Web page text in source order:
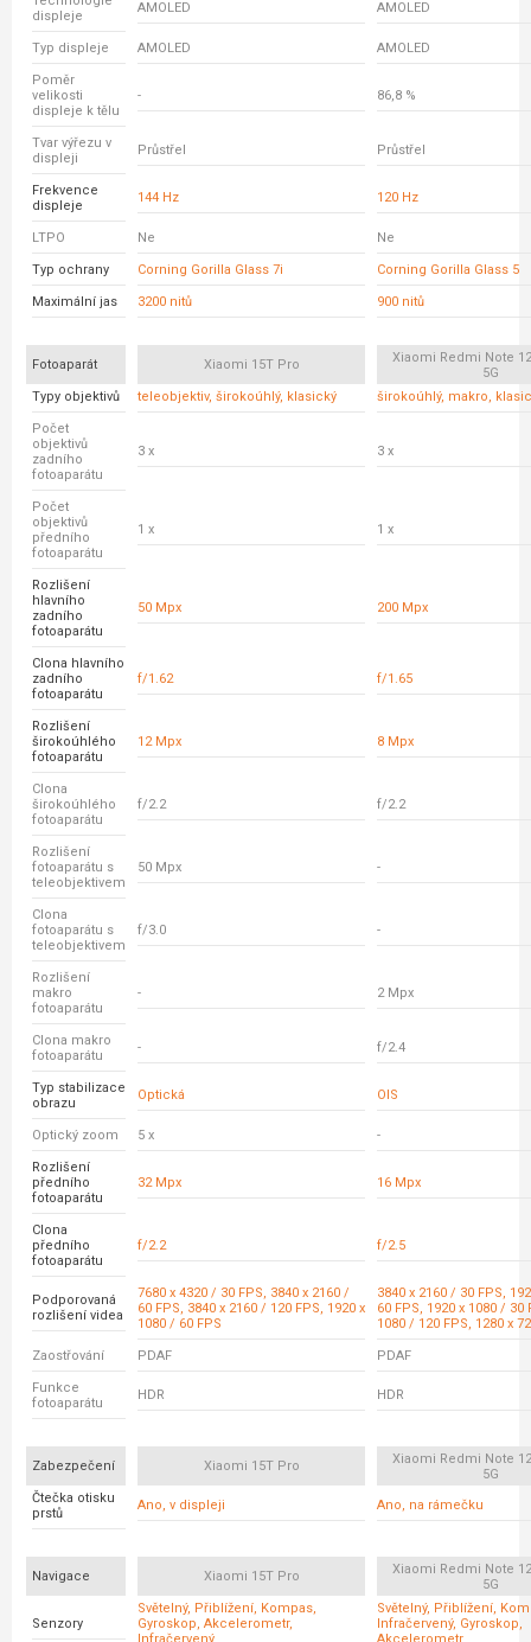
displeje
AMOLED AMOLED
Typ displeje AMOLED AMOLED
Poměr
velikosti
displeje k tělu
- 86,8 %
Tvar výřezu v
displeji
Průstřel Průstřel
Frekvence
displeje
144 Hz 120 Hz
LTPO Ne Ne
Typ ochrany Corning Gorilla Glass 7i Corning Gorilla Glass 5
Maximální jas 3200 nitů 900 nitů
Fotoaparát Xiaomi 15T Pro
Xiaomi Redmi Note
5G
Typy objektivů
teleobjektiv, širokoúhlý, klasický širokoúhlý, makro,
Počet
objektivů
zadního
fotoaparátu
3 x 3 x
Počet
objektivů
předního
fotoaparátu
1 x 1 x
Rozlišení
hlavního
zadního
fotoaparátu
50 Mpx 200 Mpx
Clona hlavního
zadního
fotoaparátu
f/1.62 f/1.65
Rozlišení
širokoúhlého
fotoaparátu
12 Mpx 8 Mpx
Clona
širokoúhlého
fotoaparátu
f/2.2 f/2.2
Rozlišení
fotoaparátu s
teleobjektivem
50 Mpx -
Clona
fotoaparátu s
teleobjektivem
f/3.0 -
Rozlišení
makro
fotoaparátu
- 2 Mpx
Clona makro
fotoaparátu
- f/2.4
Typ stabilizace
obrazu
Optická OIS
Optický zoom 5 x -
Rozlišení
předního
fotoaparátu
32 Mpx 16 Mpx
Clona
předního
fotoaparátu
f/2.2 f/2.5
Podporovaná
rozlišení videa
7680 x 4320 / 30 FPS, 3840 x 2160 /
60 FPS, 3840 x 2160 / 120 FPS, 1920 x
1080 / 60 FPS
3840 x 2160 / 30 FPS,
60 FPS, 1920 x 1080 / 30
1080 / 120 FPS, 1280 x
Zaostřování PDAF PDAF
Funkce
fotoaparátu
HDR HDR
Zabezpečení Xiaomi 15T Pro
Xiaomi Redmi Note
5G
Čtečka otisku
prstů
Ano, v displeji Ano, na rámečku
Navigace Xiaomi 15T Pro
Xiaomi Redmi Note
5G
Senzory
Světelný, Přiblížení, Kompas,
Gyroskop, Akcelerometr,
Světelný, Přiblížení,
Infračervený, Gyroskop,